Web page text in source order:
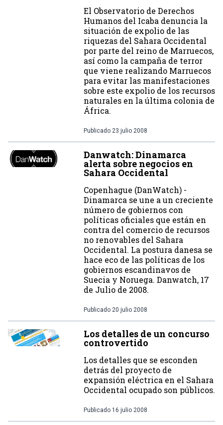
El Observatorio de Derechos
Humanos del Icaba denuncia la
situación de expolio de las
riquezas del Sahara Occidental
por parte del reino de Marruecos,
así como la campaña de terror
que viene realizando Marruecos
para evitar las manifestaciones
sobre este expolio de los recursos
naturales en la última colonia de
África.
Publicado 23 julio 2008
Danwatch: Dinamarca
alerta sobre negocios en
Sahara Occidental
Copenhague (DanWatch) -
Dinamarca se une a un creciente
número de gobiernos con
políticas oficiales que están en
contra del comercio de recursos
no renovables del Sahara
Occidental. La postura danesa se
hace eco de las políticas de los
gobiernos escandinavos de
Suecia y Noruega. Danwatch, 17
de Julio de 2008.
Publicado 20 julio 2008
Los detalles de un concurso
controvertido
Los detalles que se esconden
detrás del proyecto de
expansión eléctrica en el Sahara
Occidental ocupado son públicos.
Publicado 16 julio 2008